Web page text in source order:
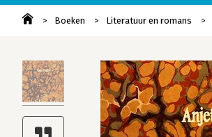
Boeken Literatuur en romans